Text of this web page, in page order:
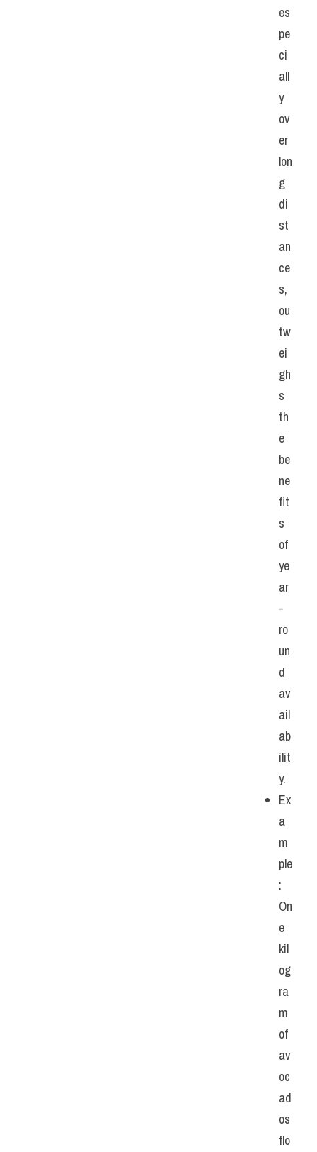
es
pe
ci
all
y
ov
er
lon
g
di
st
an
ce
s,
ou
tw
ei
gh
s
th
e
be
ne
fit
s
of
ye
ar
-
ro
un
d
av
ail
ab
ilit
y.
Ex
a
m
ple
:
On
e
kil
og
ra
m
of
av
oc
ad
os
flo